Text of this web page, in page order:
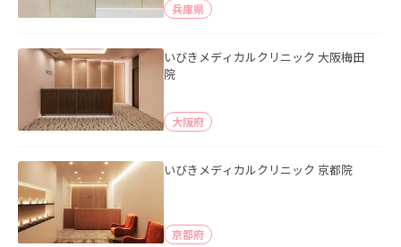
兵庫県
いびきメディカルクリニック 大阪梅田
院
大阪府
いびきメディカルクリニック 京都院
京都府